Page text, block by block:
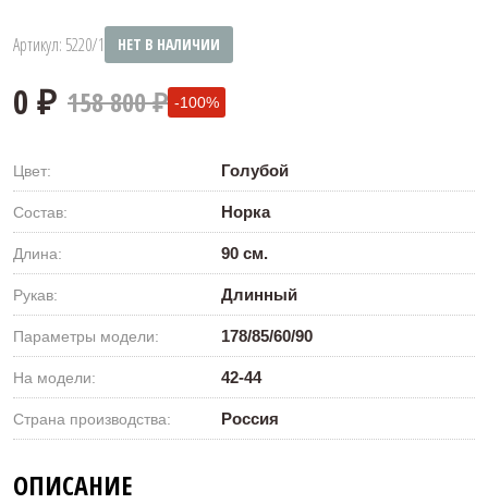
Артикул: 5220/1 НЕТ В НАЛИЧИИ
0 ₽
158 800 ₽ -100%
Цвет: Голубой
Состав: Норка
Длина: 90 см.
Рукав: Длинный
Параметры модели: 178/85/60/90
На модели: 42-44
Страна производства: Россия
ОПИСАНИЕ